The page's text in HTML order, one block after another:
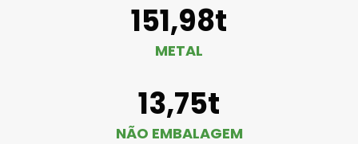
151,98t
METAL
13,75t
NÃO EMBALAGEM